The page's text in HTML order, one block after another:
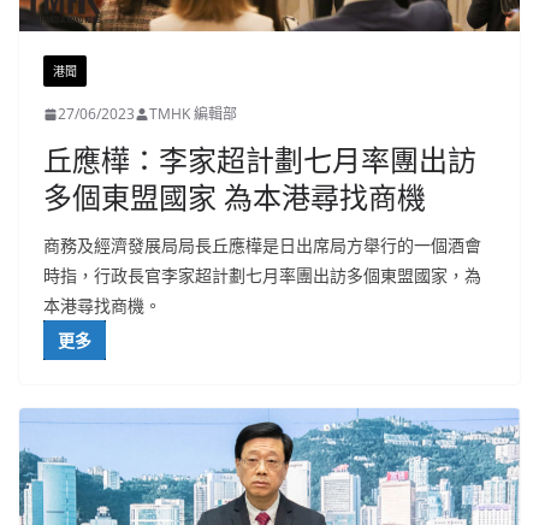
港聞
27/06/2023 TMHK 編輯部
丘應樺：李家超計劃七月率團出訪
多個東盟國家 為本港尋找商機
商務及經濟發展局局長丘應樺是日出席局方舉行的一個酒會
時指，行政長官李家超計劃七月率團出訪多個東盟國家，為
本港尋找商機。
更多